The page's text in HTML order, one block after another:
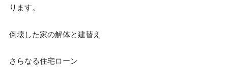
ります。
倒壊した家の解体と建替え
さらなる住宅ローン